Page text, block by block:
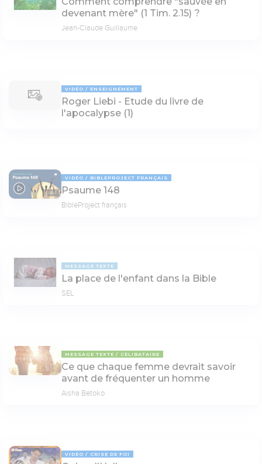
devenant mère" (1 Tim. 2.15) ?
Jean-Claude Guillaume
VIDÉO ENSEIGNEMENT
Roger Liebi - Etude du livre de
l'apocalypse (1)
08:31
VIDÉO BIBLEPROJECT FRANÇAIS
Psaume 148
BibleProject français
MESSAGE TEXTE
La place de l'enfant dans la Bible
SEL
MESSAGE TEXTE CÉLIBATAIRE
Ce que chaque femme devrait savoir
avant de fréquenter un homme
Aisha Betoko
VIDÉO CRISE DE FOI